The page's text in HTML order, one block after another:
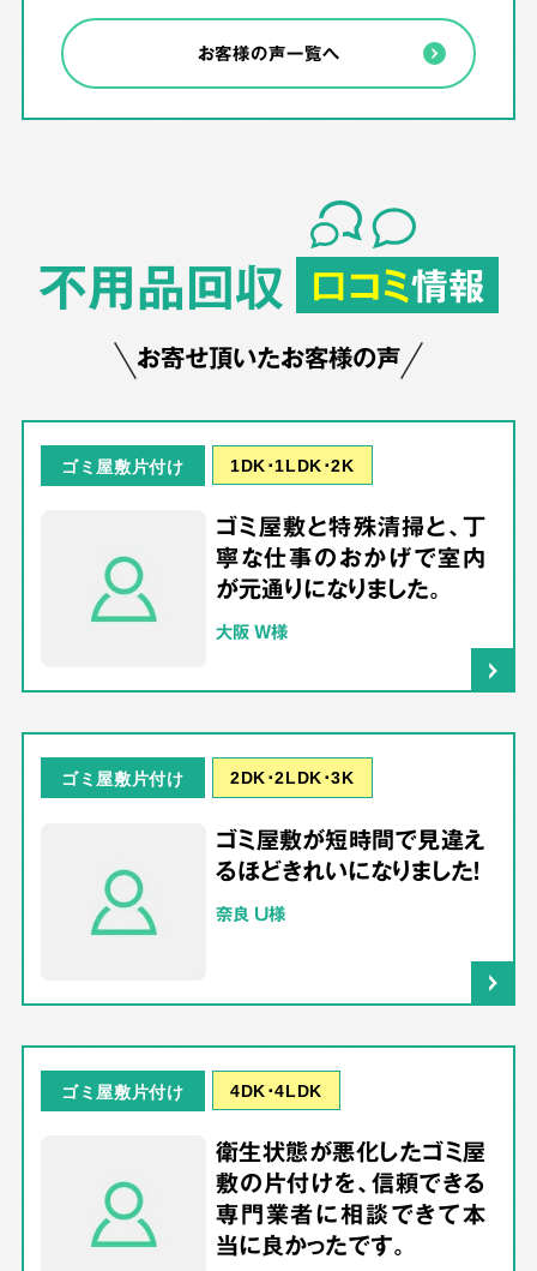
お客様の声一覧へ
不用品回収 口コミ情報
お寄せ頂いたお客様の声
ゴミ屋敷片付け 1DK･1LDK･2K
ゴミ屋敷と特殊清掃と、丁
寧な仕事のおかげで室内
が元通りになりました。
大阪 W様
ゴミ屋敷片付け 2DK･2LDK･3K
ゴミ屋敷が短時間で見違え
るほどきれいになりました！
奈良 U様
ゴミ屋敷片付け 4DK･4LDK
衛生状態が悪化したゴミ屋
敷の片付けを、信頼できる
専門業者に相談できて本
当に良かったです。